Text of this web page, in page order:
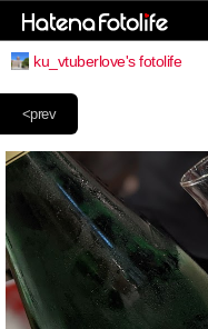
ku_vtuberlove's fotolife
<prev